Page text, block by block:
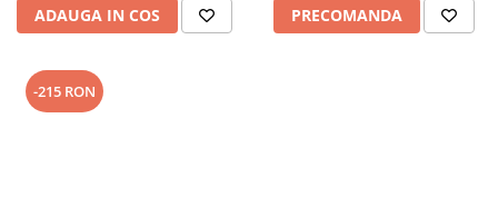
ADAUGA IN COS PRECOMANDA
-215 RON